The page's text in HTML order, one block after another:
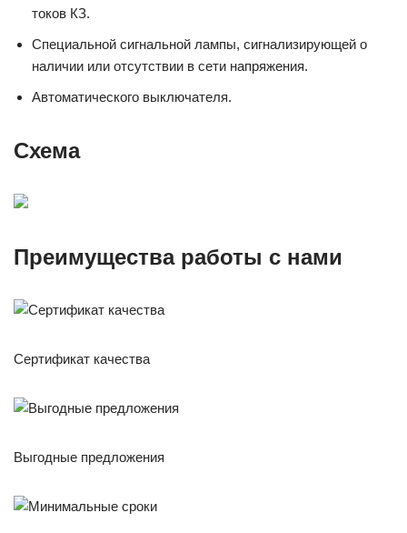
токов КЗ.
Специальной сигнальной лампы, сигнализирующей о
наличии или отсутствии в сети напряжения.
Автоматического выключателя.
Схема
Преимущества работы с нами
Сертификат качества
Выгодные предложения